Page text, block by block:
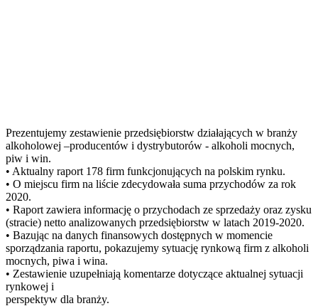
Prezentujemy zestawienie przedsiębiorstw działających w branży
alkoholowej –producentów i dystrybutorów - alkoholi mocnych,
piw i win.
• Aktualny raport 178 firm funkcjonujących na polskim rynku.
• O miejscu firm na liście zdecydowała suma przychodów za rok
2020.
• Raport zawiera informację o przychodach ze sprzedaży oraz zysku
(stracie) netto analizowanych przedsiębiorstw w latach 2019-2020.
• Bazując na danych finansowych dostępnych w momencie
sporządzania raportu, pokazujemy sytuację rynkową firm z alkoholi
mocnych, piwa i wina.
• Zestawienie uzupełniają komentarze dotyczące aktualnej sytuacji
rynkowej i
perspektyw dla branży.